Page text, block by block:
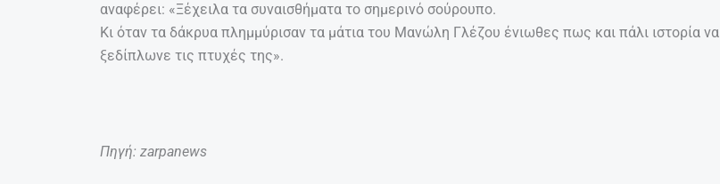
αναφέρει: «Ξέχειλα τα συναισθήματα το σημερινό σούρουπο.
Κι όταν τα δάκρυα πλημμύρισαν τα μάτια του Μανώλη Γλέζου ένιωθες πως και πάλι ιστορία να
ξεδίπλωνε τις πτυχές της».
Πηγή: zarpanews